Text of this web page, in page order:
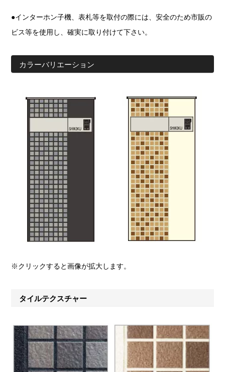
●インターホン子機、表札等を取付の際には、安全のため市販の
ビス等を使用し、確実に取り付けて下さい。
カラーバリエーション
※クリックすると画像が拡大します。
タイルテクスチャー